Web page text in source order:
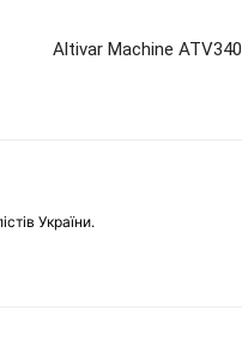
Altivar Machine
України.